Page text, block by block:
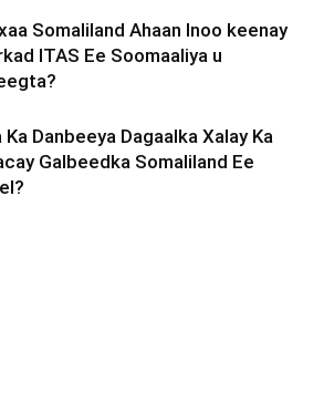
Somaliland Ahaan Inoo keenay
ITAS Ee Soomaaliya u
Ka Danbeeya Dagaalka Xalay Ka
Galbeedka Somaliland Ee